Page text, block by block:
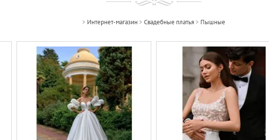
> Интернет-магазин > Свадебные платья > Пышные